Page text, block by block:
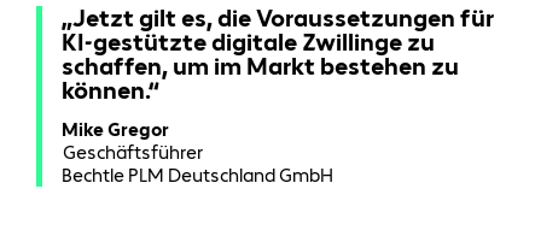
„Jetzt gilt es, die Voraussetzungen für
KI-gestützte digitale Zwillinge zu
schaffen, um im Markt bestehen zu
können.“
Mike Gregor
Geschäftsführer
Bechtle PLM Deutschland GmbH